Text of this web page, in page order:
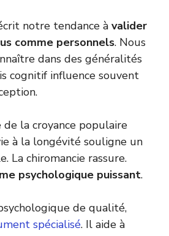
notre tendance à valider
comme personnels. Nous
dans des généralités
cognitif influence souvent
de la croyance populaire
à la longévité souligne un
La chiromancie rassure.
psychologique puissant.
de qualité,
spécialisé. Il aide à